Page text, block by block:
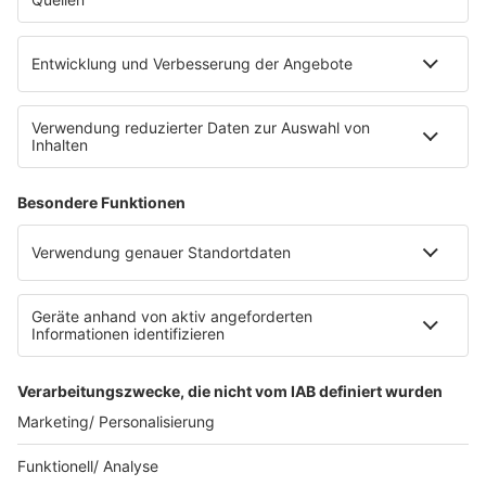
eröffnet. Direkt an der Medizinischen Klinik bietet es
E-Bikes über eine Photovoltaikanlage auf dem …
Impressum
Datenschutzerklärung
Datenschutzeinstellungen